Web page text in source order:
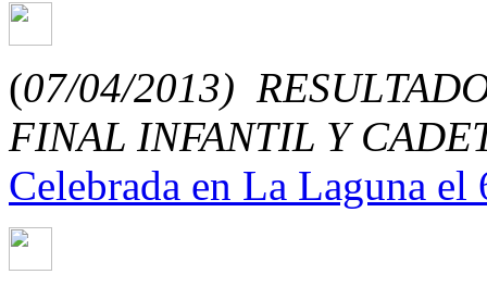
(07/04/2013)
FINAL INFANTIL Y
Celebrada en La Laguna el